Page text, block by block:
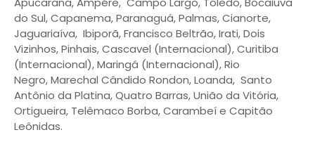
do Sul, Capanema, Paranaguá, Palmas, Cianorte,
Jaguariaíva, Ibiporã, Francisco Beltrão, Irati, Dois
Vizinhos, Pinhais, Cascavel (Internacional), Curitiba
(Internacional), Maringá (Internacional), Rio
Negro, Marechal Cândido Rondon, Loanda, Santo
Antônio da Platina, Quatro Barras, União da Vitória,
Ortigueira, Telêmaco Borba, Carambeí e Capitão
Leônidas.